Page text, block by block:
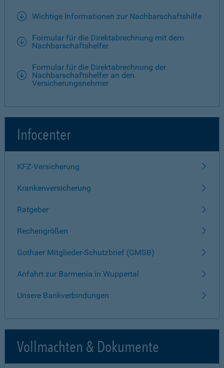
Wichtige Informationen zur Nachbarschaftshilfe
Formular für die Direktabrechnung mit dem
Nachbarschaftshelfer
Formular für die Direktabrechnung der
Nachbarschaftshelfer an den
Versicherungsnehmer
Infocenter
KFZ-Versicherung
Krankenversicherung
Ratgeber
Rechengrößen
Gothaer Mitglieder-Schutzbrief (GMSB)
Anfahrt zur Barmenia in Wuppertal
Unsere Bankverbindungen
Vollmachten & Dokumente